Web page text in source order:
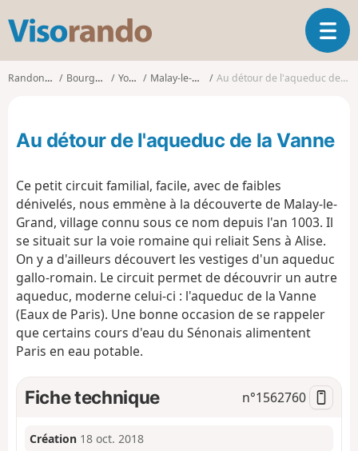
s
o
d
O
u
l
v
i
a
t
Randonnées Bourgogne Yonne Malay-le-Grand Au détour de l'aqueduc de la Vanne
Au détour de l'aqueduc de la Vanne
Ce petit circuit familial, facile, avec de faibles
dénivelés, nous emmène à la découverte de Malay-le-
Grand, village connu sous ce nom depuis l'an 1003. Il
se situait sur la voie romaine qui reliait Sens à Alise.
On y a d'ailleurs découvert les vestiges d'un aqueduc
gallo-romain. Le circuit permet de découvrir un autre
aqueduc, moderne celui-ci : l'aqueduc de la Vanne
(Eaux de Paris). Une bonne occasion de se rappeler
que certains cours d'eau du Sénonais alimentent
Paris en eau potable.
Fiche technique n°1562760
Création 18 oct. 2018